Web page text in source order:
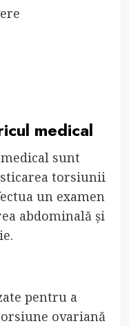
medical
sunt
torsiunii
un examen
abdominală și
pentru a
ovariană